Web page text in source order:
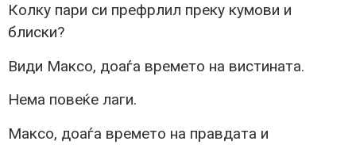
Колку пари си префрлил преку кумови и
блиски?
Види Максо, доаѓа времето на вистината.
Нема повеќе лаги.
Максо, доаѓа времето на правдата и